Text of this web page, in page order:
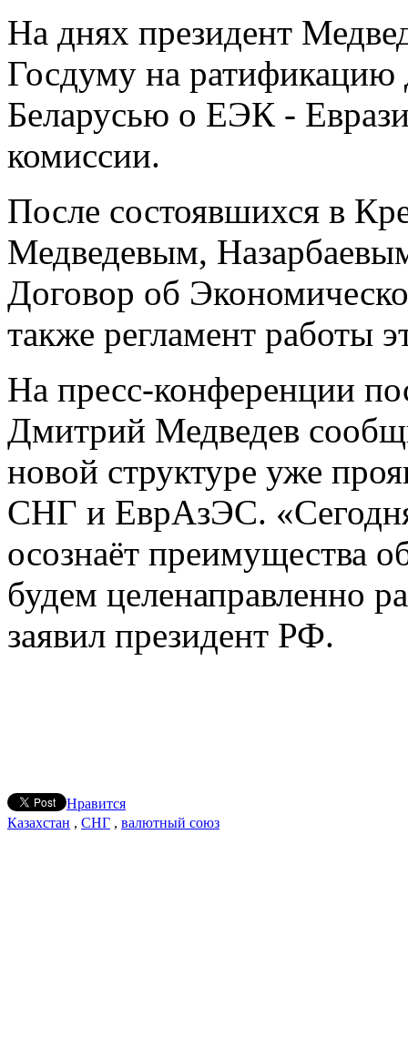
На днях президент
Госдуму на ратификацию
Беларусью о ЕЭК -
комиссии.
После состоявшихся в
Медведевым,
Договор об
также регламент работы
На пресс-конференции
Дмитрий Медведев
новой структуре уже
СНГ и ЕврАзЭС.
осознаёт преимущества
будем целенаправленно
заявил президент РФ.
Нравится
Казахстан , СНГ , валютный союз